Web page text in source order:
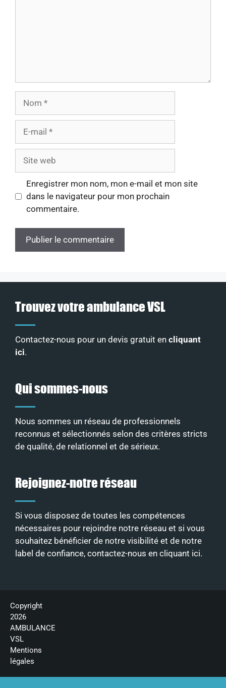
mail
web
Enregistrer mon nom, mon e-mail et mon site
dans le navigateur pour mon prochain
commentaire.
Trouvez votre ambulance VSL
Contactez-nous pour un devis gratuit en cliquant
ici.
Qui sommes-nous
Nous sommes un réseau de professionnels
reconnus et sélectionnés selon des critères stricts
de qualité, de relationnel et de sérieux.
Rejoignez-notre réseau
Si vous disposez de toutes les compétences
nécessaires pour rejoindre notre réseau et si vous
souhaitez bénéficier de notre visibilité et de notre
label de confiance, contactez-nous en cliquant ici.
Copyright
2026
AMBULANCE
VSL
Mentions
légales